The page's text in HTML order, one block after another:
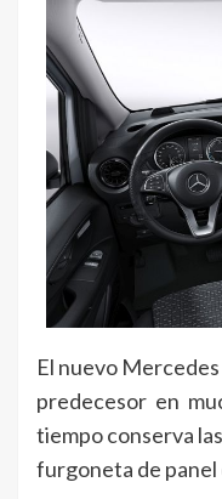
El nuevo
predecesor en
tiempo conserva
furgoneta de